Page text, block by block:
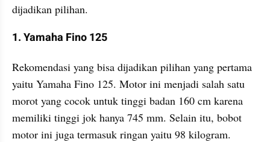
dijadikan pilihan.
1. Yamaha Fino 125
Rekomendasi yang bisa dijadikan pilihan yang pertama
yaitu Yamaha Fino 125. Motor ini menjadi salah satu
morot yang cocok untuk tinggi badan 160 cm karena
memiliki tinggi jok hanya 745 mm. Selain itu, bobot
motor ini juga termasuk ringan yaitu 98 kilogram.